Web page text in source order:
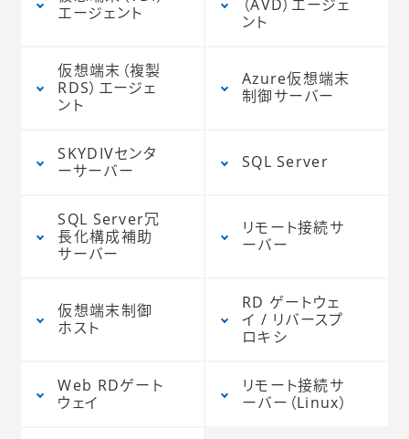
エージェント
（AVD）エージェ
ント
仮想端末（複製
RDS）エージェ
ント
Azure仮想端末
制御サーバー
SKYDIVセンタ
ーサーバー
SQL Server
SQL Server冗
長化構成補助
サーバー
リモート接続サ
ーバー
仮想端末制御
ホスト
RD ゲートウェ
イ / リバースプ
ロキシ
Web RDゲート
ウェイ
リモート接続サ
ーバー（Linux）